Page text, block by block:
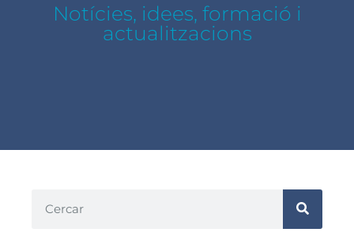
Notícies, idees, formació i
actualitzacions